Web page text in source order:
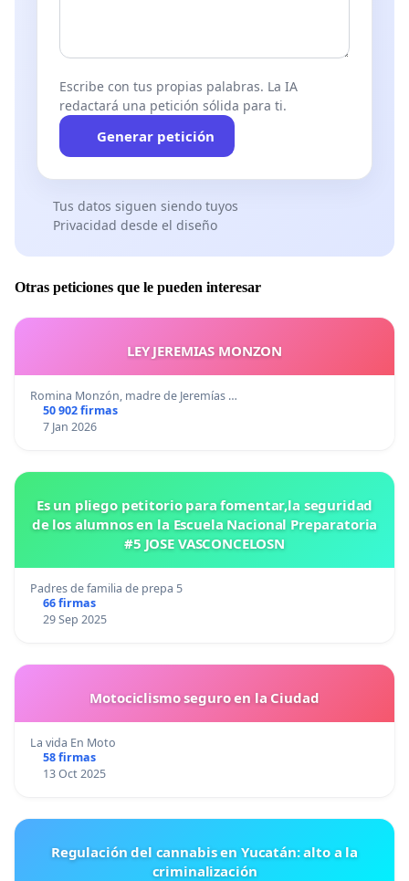
Escribe con tus propias palabras. La IA
redactará una petición sólida para ti.
Generar petición
Tus datos siguen siendo tuyos
Privacidad desde el diseño
Otras peticiones que le pueden interesar
LEY JEREMIAS MONZON
Romina Monzón, madre de Jeremías …
50 902 firmas
7 Jan 2026
Es un pliego petitorio para fomentar,la seguridad
de los alumnos en la Escuela Nacional Preparatoria
#5 JOSE VASCONCELOSN
Padres de familia de prepa 5
66 firmas
29 Sep 2025
Motociclismo seguro en la Ciudad
La vida En Moto
58 firmas
13 Oct 2025
Regulación del cannabis en Yucatán: alto a la
criminalización